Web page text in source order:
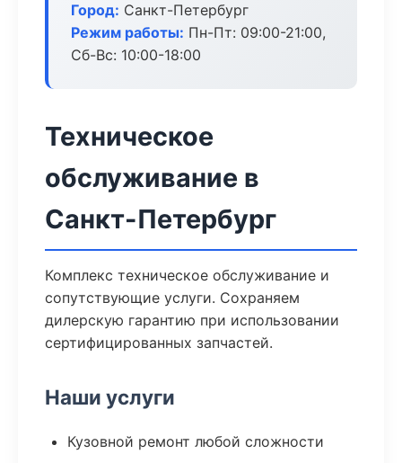
Город: Санкт-Петербург
Режим работы: Пн-Пт: 09:00-21:00,
Сб-Вс: 10:00-18:00
Техническое
обслуживание в
Санкт-Петербург
Комплекс техническое обслуживание и
сопутствующие услуги. Сохраняем
дилерскую гарантию при использовании
сертифицированных запчастей.
Наши услуги
Кузовной ремонт любой сложности